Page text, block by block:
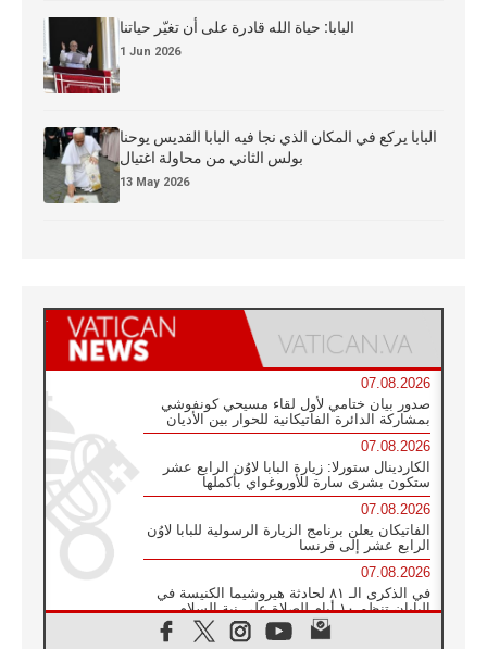
البابا: حياة الله قادرة على أن تغيّر حياتنا
1 Jun 2026
البابا يركع في المكان الذي نجا فيه البابا القديس يوحنا
بولس الثاني من محاولة اغتيال
13 May 2026
07.08.2026
صدور بيان ختامي لأول لقاء مسيحي كونفوشي
بمشاركة الدائرة الفاتيكانية للحوار بين الأديان
07.08.2026
الكاردينال ستورلا: زيارة البابا لاوُن الرابع عشر
ستكون بشرى سارة للأوروغواي بأكملها
07.08.2026
الفاتيكان يعلن برنامج الزيارة الرسولية للبابا لاوُن
الرابع عشر إلى فرنسا
07.08.2026
في الذكرى الـ ٨١ لحادثة هيروشيما الكنيسة في
اليابان تنظم ١٠ أيام للصلاة على نية السلام